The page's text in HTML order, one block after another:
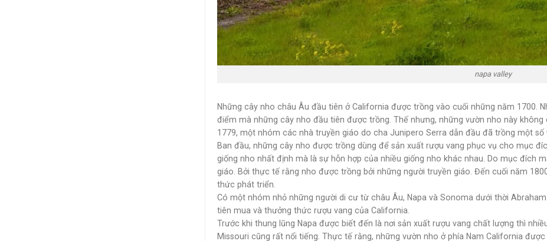
napa valley
Những cây nho châu Âu đầu tiên ở California được trồng vào cuối những năm 1700.
điểm mà những cây nho đầu tiên được trồng. Thế nhưng, những vườn nho này
1779, một nhóm các nhà truyền giáo do cha Junipero Serra dẫn đầu đã trồng một
Ban đầu, những cây nho được trồng dùng để sản xuất rượu vang phục vụ cho mục
giống nho nhất định mà là sự hỗn hợp của nhiều giống nho khác nhau. Do mục đích
giáo. Bởi thực tế rằng nho được trồng bởi những người truyền giáo. Đến cuối năm
thức phát triển.
Có một nhóm nhỏ những người di cư từ châu Âu, Napa và Sonoma dưới thời
tiên mua và thưởng thức rượu vang của California.
Trước khi thung lũng Napa được biết đến là nơi sản xuất rượu vang chất lượng thì
Missouri cũng rất nổi tiếng. Thực tế rằng, những vườn nho ở phía Nam California